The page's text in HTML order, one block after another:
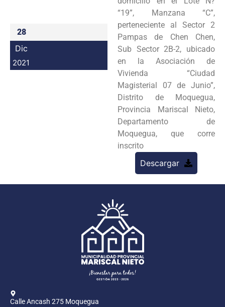
28
Dic
2021
“19”, Manzana “C”,
perteneciente al Sector 2
Pampas de Chen Chen,
Sub Sector 2B-2, ubicado
en la Asociación de
Vivienda “Ciudad
Magisterial 07 de Junio”,
Distrito de Moquegua,
Provincia Mariscal Nieto,
Departamento de
Moquegua, que corre
inscrito
Descargar
Calle Ancash 275 Moquegua